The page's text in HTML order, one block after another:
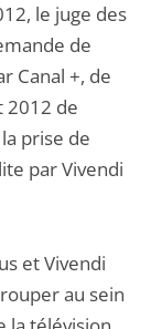
le juge des
de
Canal +, de
2012 de
prise de
par Vivendi
et Vivendi
au sein